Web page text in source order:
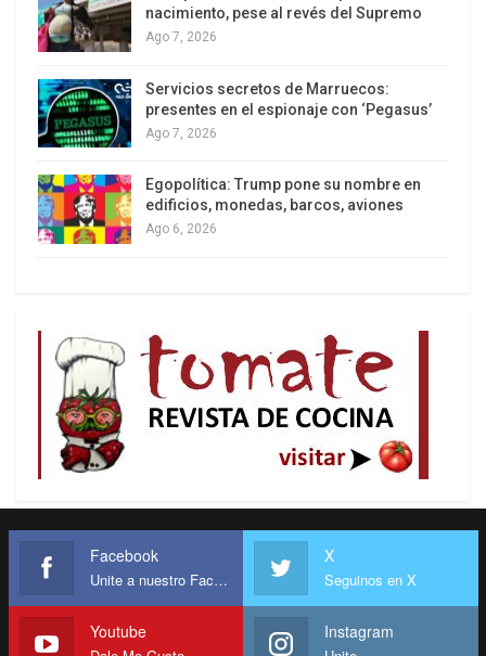
Los latinos le van dando la espalda a Trump
nacimiento, pese al revés del Supremo
Ago 7, 2026
Servicios secretos de Marruecos:
presentes en el espionaje con ‘Pegasus’
Ago 7, 2026
Egopolítica: Trump pone su nombre en
edificios, monedas, barcos, aviones
Ago 6, 2026
Facebook
Unite a nuestro Facebook
X
Seguinos en X
Youtube Instagram